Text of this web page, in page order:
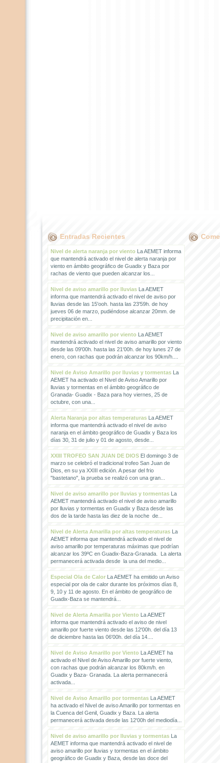
Entradas Recientes
Nivel de alerta naranja por vientoLa AEMET informa
que mantendrá activado el nivel de alerta naranja por
viento en ámbito geográfico de Guadix y Baza por
rachas de viento que pueden alcanzar los...
Nivel de aviso amarillo por lluviasLa AEMET
informa que mantendrá activado el nivel de aviso por
lluvias desde las 15'ooh. hasta las 23'59h. de hoy
jueves 06 de marzo, pudiéndose alcanzar 20mm. de
precipitación en...
Nivel de aviso amarillo por vientoLa AEMET
mantendrá activado el nivel de aviso amarillo por viento
desde las 09'00h. hasta las 21'00h. de hoy lunes 27 de
enero, con rachas que podrán alcanzar los 90km/h....
Nivel de Aviso Amarillo por lluvias y tormentasLa
AEMET ha activado el Nivel de Aviso Amarillo por
lluvias y tormentas en el ámbito geográfico de
Granada- Guadix - Baza para hoy viernes, 25 de
octubre, con una...
Alerta Naranja por altas temperaturasLa AEMET
informa que mantendrá activado el nivel de aviso
naranja en el ámbito geográfico de Guadix y Baza los
días 30, 31 de julio y 01 de agosto, desde...
XXIII TROFEO SAN JUAN DE DIOSEl domingo 3 de
marzo se celebró el tradicional trofeo San Juan de
Dios, en su ya XXIII edición. A pesar del frio
"bastetano", la prueba se realizó con una gran...
Nivel de aviso amarillo por lluvias y tormentasLa
AEMET mantendrá activado el nivel de aviso amarillo
por lluvias y tormentas en Guadix y Baza desde las
dos de la tarde hasta las diez de la noche de...
Nivel de Alerta Amarilla por altas temperaturasLa
AEMET informa que mantendrá activado el nivel de
aviso amarillo por temperaturas máximas que podrían
alcanzar los 39ºC en Guadix-Baza-Granada. La alerta
permanecerá activada desde la una del medio...
Especial Ola de CalorLa AEMET ha emitido un Aviso
especial por ola de calor durante los próximos días 8,
9, 10 y 11 de agosto. En el ámbito de geográfico de
Guadix-Baza se mantendrá...
Nivel de Alerta Amarilla por VientoLa AEMET
informa que mantendrá activado el aviso de nivel
amarillo por fuerte viento desde las 12'00h. del día 13
de diciembre hasta las 06'00h. del día 14....
Nivel de Aviso Amarillo por VientoLa AEMET ha
activado el Nivel de Aviso Amarillo por fuerte viento,
con rachas que podrán alcanzar los 80km/h. en
Guadix y Baza- Granada. La alerta permanecerá
activada...
Nivel de Aviso Amarillo por tormentasLa AEMET
ha activado el Nivel de aviso Amarillo por tormentas en
la Cuenca del Genil, Guadix y Baza. La alerta
permanecerá activada desde las 12'00h del mediodía...
Nivel de aviso amarillo por lluvias y tormentasLa
AEMET informa que mantendrá activado el nivel de
aviso amarillo por lluvias y tormentas en el ámbito
geográfico de Guadix y Baza, desde las doce del